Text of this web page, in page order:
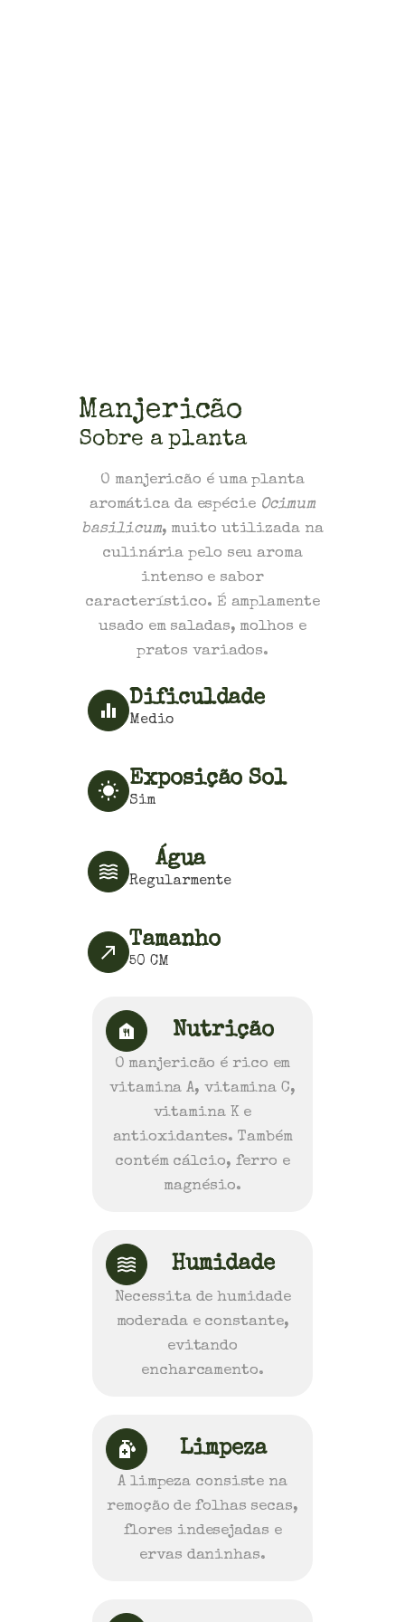
Manjericão
Sobre a planta
O manjericão é uma planta
aromática da espécie Ocimum
basilicum, muito utilizada na
culinária pelo seu aroma
intenso e sabor
característico. É amplamente
usado em saladas, molhos e
pratos variados.
Dificuldade
Medio
Exposição Sol
Sim
Água
Regularmente
Tamanho
50 CM
Nutrição
O manjericão é rico em
vitamina A, vitamina C,
vitamina K e
antioxidantes. Também
contém cálcio, ferro e
magnésio.
Humidade
Necessita de humidade
moderada e constante,
evitando
encharcamento.
Limpeza
A limpeza consiste na
remoção de folhas secas,
flores indesejadas e
ervas daninhas.